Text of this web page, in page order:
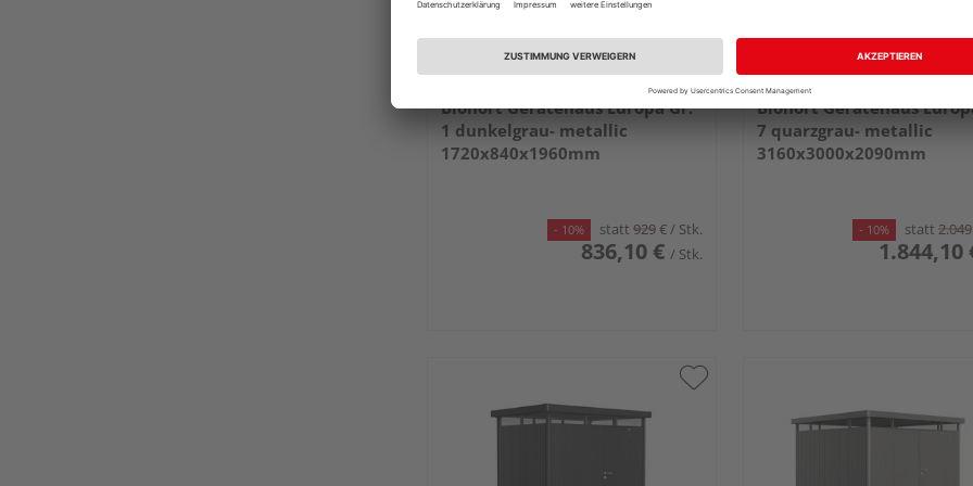
Biohort Gerätehaus Europa Gr.
1 dunkelgrau- metallic
1720x840x1960mm
- 10% statt 929€ / Stk.
836,10 € / Stk.
Biohort Gerätehaus
7 quarzgrau- metallic
3160x3000x2090mm
- 10% statt 2.049
1.844,10